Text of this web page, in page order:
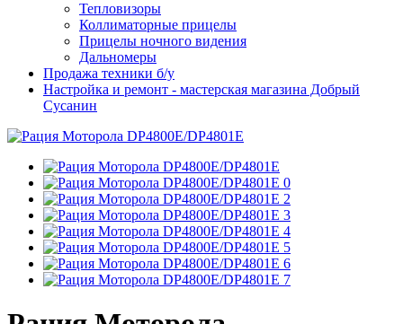
Тепловизоры
Коллиматорные прицелы
Прицелы ночного видения
Дальномеры
Продажа техники б/у
Настройка и ремонт - мастерская магазина Добрый
Сусанин